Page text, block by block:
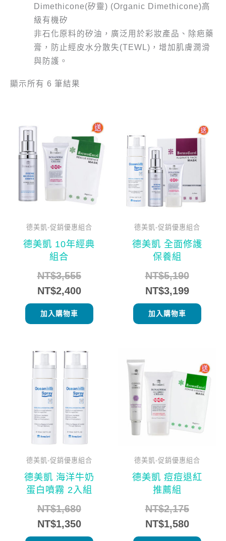
Dimethicone(矽靈) (Organic Dimethicone)高
級有機矽
非石化原料的矽油，廣泛用於彩妝產品、除疤藥
膏，防止經皮水分散失(TEWL)，增加肌膚潤滑
與防護。
顯示所有 6 筆結果
德美凱-促銷優惠組合
德美凱 10年經典
組合
NT$3,555
始
價
格：
NT$3,555。
NT$2,400
前
價
格：
NT$2,400。
加入購物車
德美凱-促銷優惠組合
德美凱 全面修護
保養組
NT$5,190
始
格：
NT$3,199
前
格：
加入購物車
德美凱-促銷優惠組合
德美凱 海洋牛奶
蛋白噴霧 2入組
NT$1,680
原
始
價
格：
NT$1,680。
NT$1,350
目
前
價
格：
NT$1,350。
德美凱-促銷優惠組合
德美凱 痘痘退紅
推薦組
NT$2,175
價
格：
NT$1,580
價
格：